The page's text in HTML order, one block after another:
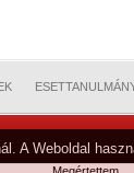
A Weboldal